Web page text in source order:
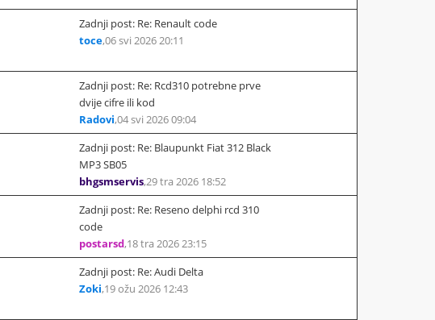
Zadnji post: Re: Renault code
toce,06 svi 2026 20:11
Zadnji post: Re: Rcd310 potrebne prve
dvije cifre ili kod
Radovi,04 svi 2026 09:04
Zadnji post: Re: Blaupunkt Fiat 312 Black
MP3 SB05
bhgsmservis,29 tra 2026 18:52
Zadnji post: Re: Reseno delphi rcd 310
code
postarsd,18 tra 2026 23:15
Zadnji post: Re: Audi Delta
Zoki,19 ožu 2026 12:43